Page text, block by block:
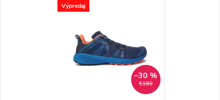
Výpredaj
€180
–30 %